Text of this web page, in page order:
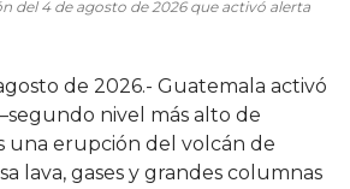
del 4 de agosto de 2026 que activó alerta
de 2026.- Guatemala activó
nivel más alto de
una erupción del volcán de
lava, gases y grandes columnas